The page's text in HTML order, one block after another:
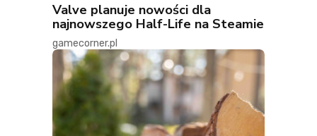
Valve planuje nowości dla
najnowszego Half-Life na Steamie
gamecorner.pl